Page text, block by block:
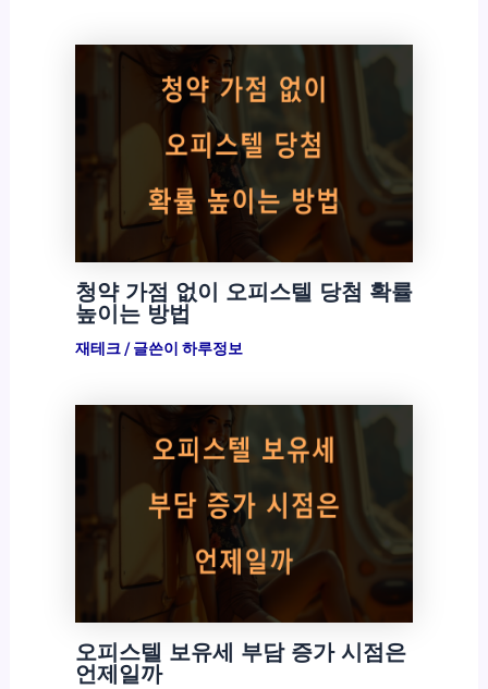
청약 가점 없이 오피스텔 당첨 확률
높이는 방법
재테크/ 글쓴이 하루정보
오피스텔 보유세 부담 증가 시점은
언제일까